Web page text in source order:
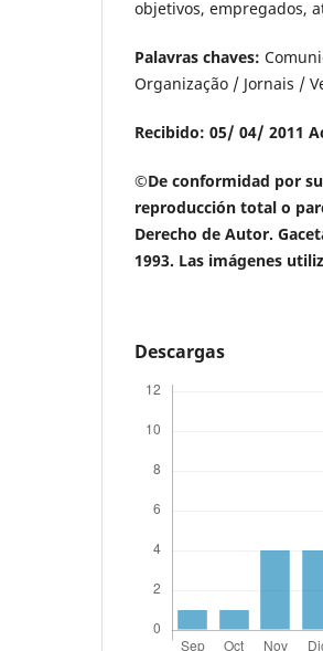
objetivos, empregados,
Palavras chaves:
Organização / Jornais /
Recibido: 05/ 04/ 2011
©De conformidad por
reproducción total o
Derecho de Autor.
1993. Las imágenes
Descargas